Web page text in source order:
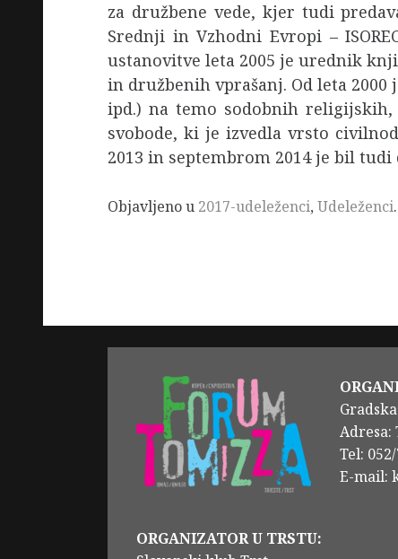
za družbene vede, kjer tudi
Srednji in Vzhodni Evropi –
ustanovitve leta 2005 je urednik
in družbenih vprašanj. Od leta
ipd.) na temo sodobnih
svobode, ki je izvedla vrsto
2013 in septembrom 2014 je bil
Objavljeno u 2017-udeleženci, Udeleženci
Adresa:
Tel:
E-mail:
ORGANIZATOR U TRSTU: